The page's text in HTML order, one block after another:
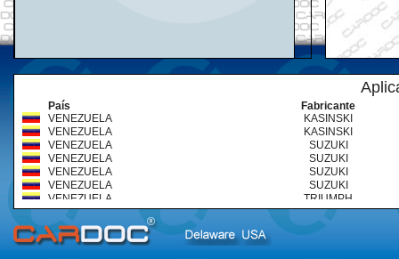
País
Fabricante
VENEZUELA
KASINSKI
VENEZUELA
KASINSKI
VENEZUELA
SUZUKI
VENEZUELA
SUZUKI
VENEZUELA
SUZUKI
VENEZUELA
SUZUKI
VENEZUELA
TRIUMPH
VENEZUELA
TRIUMPH
VENEZUELA
TRIUMPH
VENEZUELA
VENEZUELA
YAMAHA